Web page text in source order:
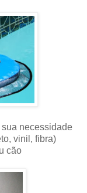
necessidade
vinil, fibra)
cão